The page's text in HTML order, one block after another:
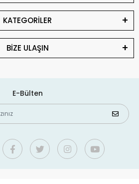
KATEGORİLER
BİZE ULAŞIN
E-Bülten